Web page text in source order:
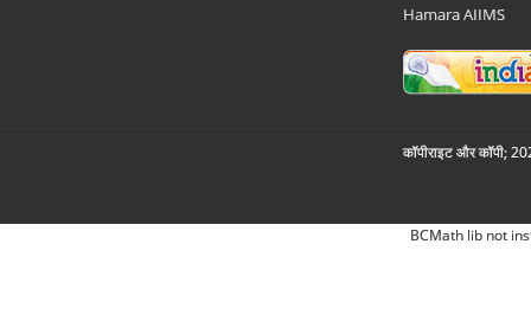
Hamara AIIMS
कॉपीराइट और कॉपी;
BCMath lib not